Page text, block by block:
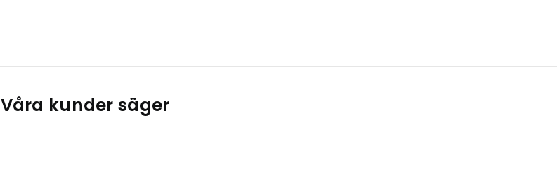
Våra kunder säger